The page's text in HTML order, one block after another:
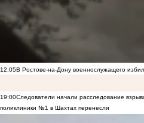
12:05В Ростове-на-Дону военнослужащего
19:00Следователи начали расследование
поликлиники №1 в Шахтах перенесли